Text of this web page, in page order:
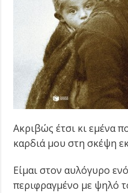
Ακριβώς έτσι κι εμένα
καρδιά μου στη σκέψη
Είμαι στον αυλόγυρο
περιφραγμένο με ψηλό